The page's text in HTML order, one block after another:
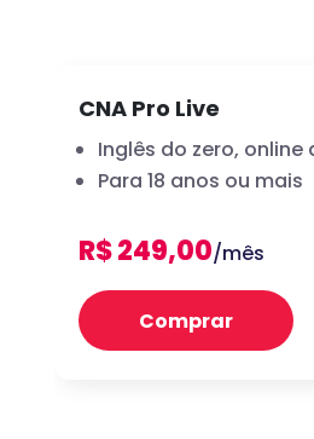
CNA Pro Live
Inglês do zero, online
Para 18 anos ou mais
R$ 249,00/mês
Comprar